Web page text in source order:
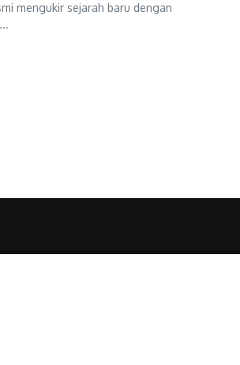
mengukir sejarah baru dengan